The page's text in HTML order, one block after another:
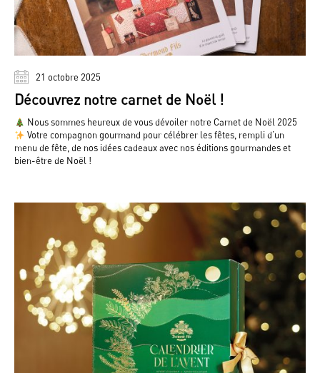
21 octobre 2025
Découvrez notre carnet de Noël !
Nous sommes heureux de vous dévoiler notre Carnet de Noël 2025
Votre compagnon gourmand pour célébrer les fêtes, rempli d’un
menu de fête, de nos idées cadeaux avec nos éditions gourmandes et
bien-être de Noël !